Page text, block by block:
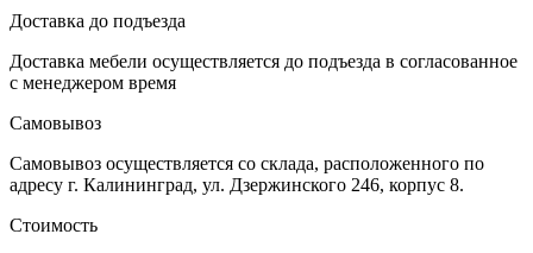
Доставка до подъезда
Доставка мебели осуществляется до подъезда в согласованное
с менеджером время
Самовывоз
Самовывоз осуществляется со склада, расположенного по
адресу г. Калининград, ул. Дзержинского 246, корпус 8.
Стоимость